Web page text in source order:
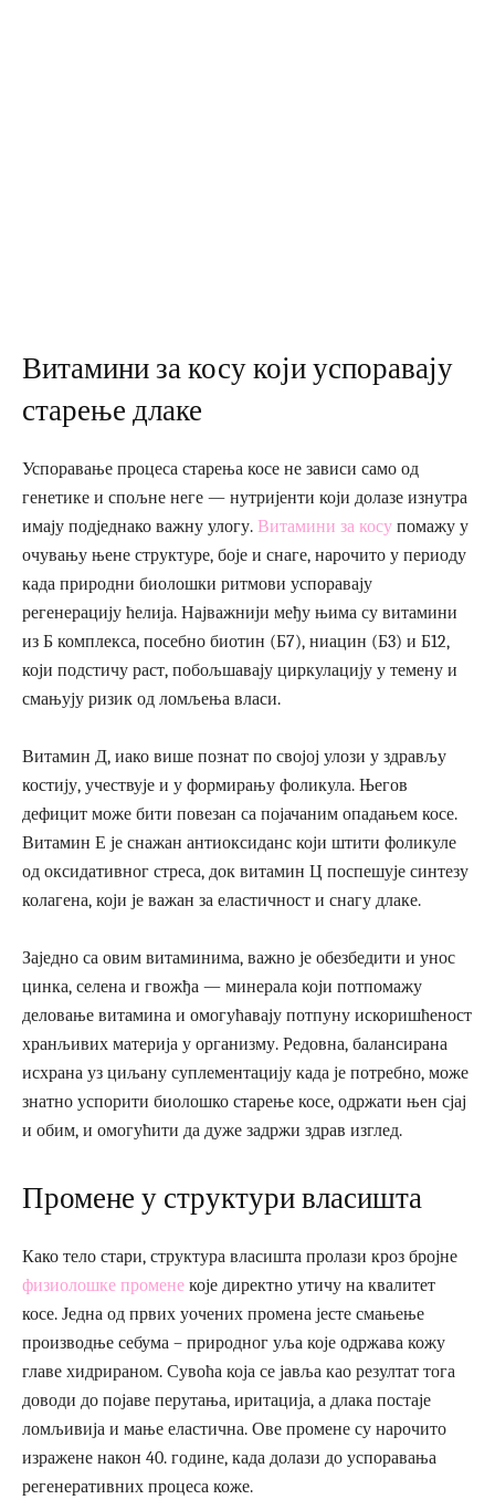
Витамини за косу који успоравају
старење длаке
Успоравање процеса старења косе не зависи само од
генетике и спољне неге — нутријенти који долазе изнутра
имају подједнако важну улогу. Витамини за косу помажу у
очувању њене структуре, боје и снаге, нарочито у периоду
када природни биолошки ритмови успоравају
регенерацију ћелија. Најважнији међу њима су витамини
из Б комплекса, посебно биотин (Б7), ниацин (Б3) и Б12,
који подстичу раст, побољшавају циркулацију у темену и
смањују ризик од ломљења власи.
Витамин Д, иако више познат по својој улози у здрављу
костију, учествује и у формирању фоликула. Његов
дефицит може бити повезан са појачаним опадањем косе.
Витамин Е је снажан антиоксиданс који штити фоликуле
од оксидативног стреса, док витамин Ц поспешује синтезу
колагена, који је важан за еластичност и снагу длаке.
Заједно са овим витаминима, важно је обезбедити и унос
цинка, селена и гвожђа — минерала који потпомажу
деловање витамина и омогућавају потпуну искоришћеност
хранљивих материја у организму. Редовна, балансирана
исхрана уз циљану суплементацију када је потребно, може
знатно успорити биолошко старење косе, одржати њен сјај
и обим, и омогућити да дуже задржи здрав изглед.
Промене у структури власишта
Како тело стари, структура власишта пролази кроз бројне
физиолошке промене које директно утичу на квалитет
косе. Једна од првих уочених промена јесте смањење
производње себума – природног уља које одржава кожу
главе хидрираном. Сувоћа која се јавља као резултат тога
доводи до појаве перутања, иритација, а длака постаје
ломљивија и мање еластична. Ове промене су нарочито
изражене након 40. године, када долази до успоравања
регенеративних процеса коже.